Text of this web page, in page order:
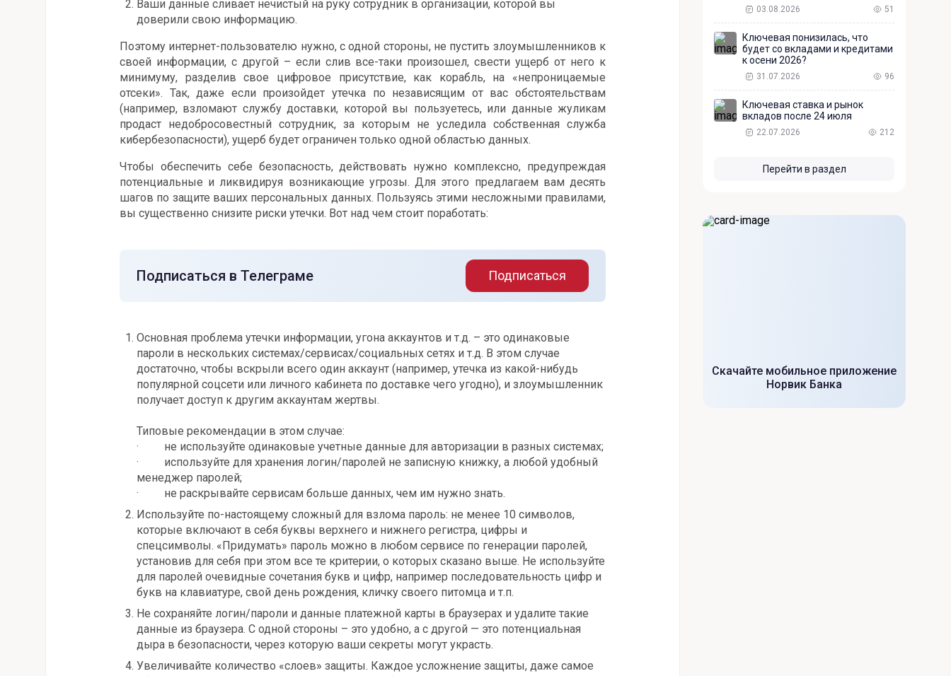
Ваши данные сливает нечистый на руку сотрудник в организации, которой вы
доверили свою информацию.
Поэтому интернет-пользователю нужно, с одной стороны, не пустить злоумышленников к
своей информации, с другой – если слив все-таки произошел, свести ущерб от него к
минимуму, разделив свое цифровое присутствие, как корабль, на «непроницаемые
отсеки». Так, даже если произойдет утечка по независящим от вас обстоятельствам
(например, взломают службу доставки, которой вы пользуетесь, или данные жуликам
продаст недобросовестный сотрудник, за которым не уследила собственная служба
кибербезопасности), ущерб будет ограничен только одной областью данных.
Чтобы обеспечить себе безопасность, действовать нужно комплексно, предупреждая
потенциальные и ликвидируя возникающие угрозы. Для этого предлагаем вам десять
шагов по защите ваших персональных данных. Пользуясь этими несложными правилами,
вы существенно снизите риски утечки. Вот над чем стоит поработать:
Подписаться в Телеграме Подписаться
Основная проблема утечки информации, угона аккаунтов и т.д. – это одинаковые
пароли в нескольких системах/сервисах/социальных сетях и т.д. В этом случае
достаточно, чтобы вскрыли всего один аккаунт (например, утечка из какой-нибудь
популярной соцсети или личного кабинета по доставке чего угодно), и злоумышленник
получает доступ к другим аккаунтам жертвы.
Типовые рекомендации в этом случае:
· не используйте одинаковые учетные данные для авторизации в разных системах;
· используйте для хранения логин/паролей не записную книжку, а любой удобный
менеджер паролей;
· не раскрывайте сервисам больше данных, чем им нужно знать.
Используйте по-настоящему сложный для взлома пароль: не менее 10 символов,
которые включают в себя буквы верхнего и нижнего регистра, цифры и
спецсимволы. «Придумать» пароль можно в любом сервисе по генерации паролей,
установив для себя при этом все те критерии, о которых сказано выше. Не используйте
для паролей очевидные сочетания букв и цифр, например последовательность цифр и
букв на клавиатуре, свой день рождения, кличку своего питомца и т.п.
Не сохраняйте логин/пароли и данные платежной карты в браузерах и удалите такие
данные из браузера. С одной стороны – это удобно, а с другой — это потенциальная
дыра в безопасности, через которую ваши секреты могут украсть.
Увеличивайте количество «слоев» защиты. Каждое усложнение защиты, даже самое
03.08.2026 51
Ключевая понизилась, что
будет со вкладами и кредитами
к осени 2026?
31.07.2026 96
Ключевая ставка и рынок
вкладов после 24 июля
22.07.2026 212
Перейти в раздел
Скачайте мобильное приложение
Норвик Банка